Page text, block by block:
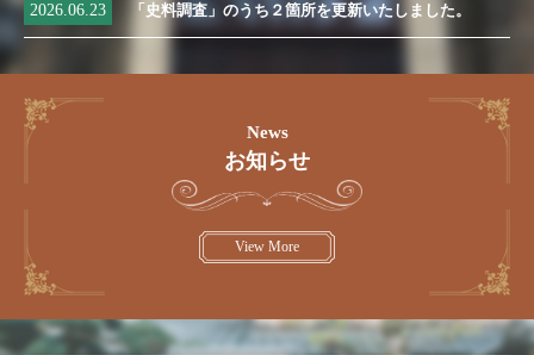
2026.06.23 「史料調査」のうち２箇所を更新いたしました。
News
お知らせ
View More